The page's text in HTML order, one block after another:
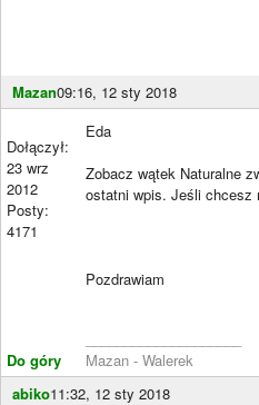
Mazan09:16, 12 sty 2018
Dołączył:
23 wrz
2012
Posty:
4171
Do góry
Eda
Zobacz wątek Naturalne
ostatni wpis. Jeśli chcesz
Pozdrawiam
Mazan - Walerek
abiko11:32, 12 sty 2018